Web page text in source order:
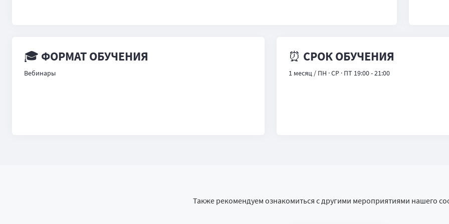
🎓 ФОРМАТ ОБУЧЕНИЯ
Вебинары
⏰ СРОК ОБУЧЕНИЯ
1 месяц / ПН · СР · ПТ 19:00 - 21:00
Также рекомендуем ознакомиться с другими мероприятиями нашего